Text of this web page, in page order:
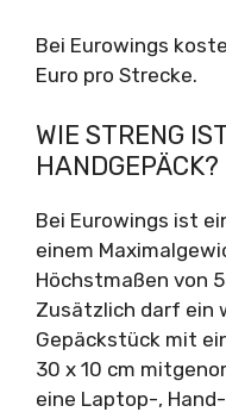
Bei Eurowings
Euro pro Strecke.
WIE STRENG
HANDGEPÄCK?
Bei Eurowings ist
einem
Höchstmaßen von
Zusätzlich darf ein
Gepäckstück mit
30 x 10 cm
eine Laptop-,